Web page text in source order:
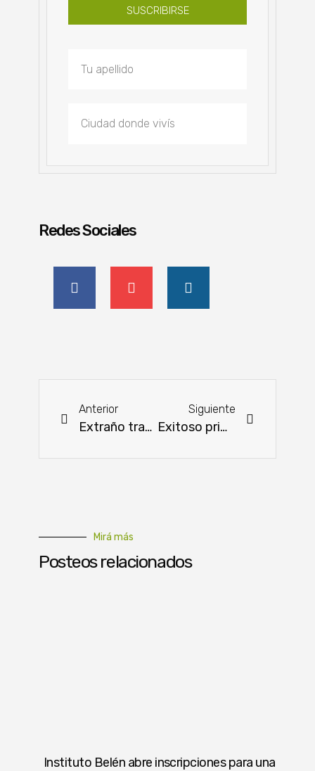
SUSCRIBIRSE
Redes Sociales
Anterior
Extraño trastorno neurológico amenaza a caballos
Siguiente
Exitoso primer Foro de la Cultura Emprendedora en Encarnación
Mirá más
Posteos relacionados
Instituto Belén abre inscripciones para una